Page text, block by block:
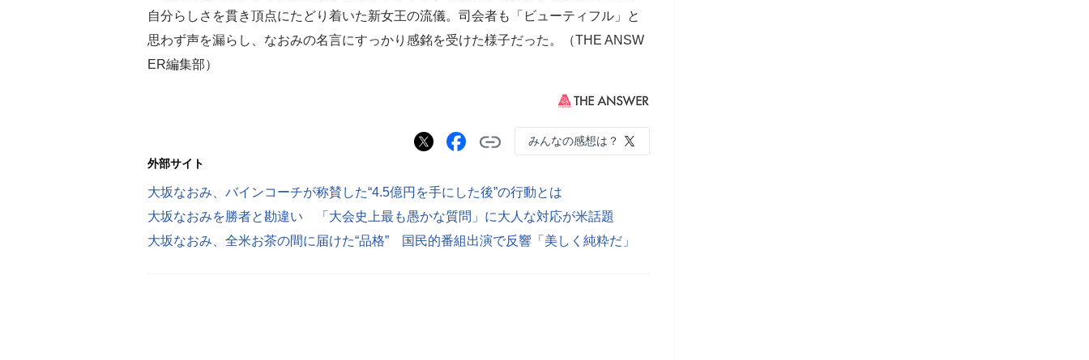
自分らしさを貫き頂点にたどり着いた新女王の流儀。司会者も「ビューティフル」と
思わず声を漏らし、なおみの名言にすっかり感銘を受けた様子だった。（THE ANSW
ER編集部）
みんなの感想は？
外部サイト
大坂なおみ、バインコーチが称賛した“4.5億円を手にした後”の行動とは
大坂なおみを勝者と勘違い 「大会史上最も愚かな質問」に大人な対応が米話題
大坂なおみ、全米お茶の間に届けた“品格” 国民的番組出演で反響「美しく純粋だ」